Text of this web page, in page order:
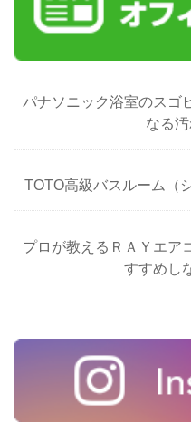
パナソニック浴室のスゴ
なる
TOTO高級バスルーム（
プロが教えるＲＡＹエア
すすめし